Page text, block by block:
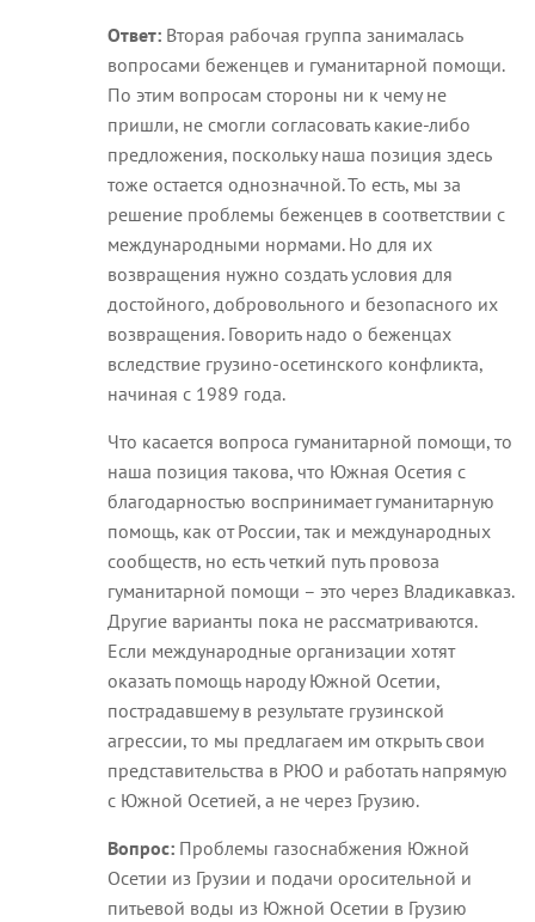
Ответ: Вторая рабочая группа занималась
вопросами беженцев и гуманитарной помощи.
По этим вопросам стороны ни к чему не
пришли, не смогли согласовать какие-либо
предложения, поскольку наша позиция здесь
тоже остается однозначной. То есть, мы за
решение проблемы беженцев в соответствии с
международными нормами. Но для их
возвращения нужно создать условия для
достойного, добровольного и безопасного их
возвращения. Говорить надо о беженцах
вследствие грузино-осетинского конфликта,
начиная с 1989 года.
Что касается вопроса гуманитарной помощи, то
наша позиция такова, что Южная Осетия с
благодарностью воспринимает гуманитарную
помощь, как от России, так и международных
сообществ, но есть четкий путь провоза
гуманитарной помощи – это через Владикавказ.
Другие варианты пока не рассматриваются.
Если международные организации хотят
оказать помощь народу Южной Осетии,
пострадавшему в результате грузинской
агрессии, то мы предлагаем им открыть свои
представительства в РЮО и работать напрямую
с Южной Осетией, а не через Грузию.
Вопрос: Проблемы газоснабжения Южной
Осетии из Грузии и подачи оросительной и
питьевой воды из Южной Осетии в Грузию